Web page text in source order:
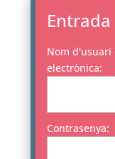
Nom d'usuari
electrònica:
Contrasenya: